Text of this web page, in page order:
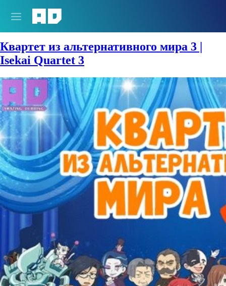
Сезон:Осень 2025
Квартет из альтернативного мира 3 |
Isekai Quartet 3